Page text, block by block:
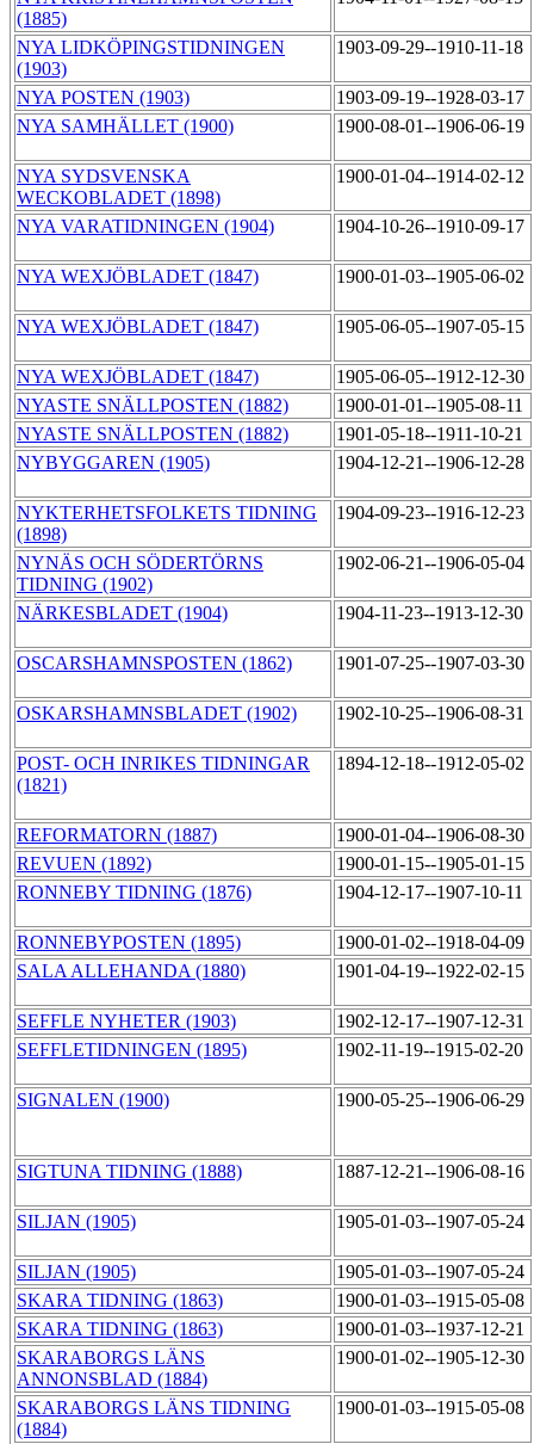
(1885)
NYA LIDKÖPINGSTIDNINGEN
(1903)
1903-09-29--1910-11-18
NYA POSTEN (1903)
1903-09-19--1928-03-17
NYA SAMHÄLLET (1900)
1900-08-01--1906-06-19
NYA SYDSVENSKA
WECKOBLADET (1898)
1900-01-04--1914-02-12
NYA VARATIDNINGEN (1904) 1904-10-26--1910-09-17
NYA WEXJÖBLADET (1847) 1900-01-03--1905-06-02
NYA WEXJÖBLADET (1847) 1905-06-05--1907-05-15
NYA WEXJÖBLADET (1847)
1905-06-05--1912-12-30
NYASTE SNÄLLPOSTEN (1882)
1900-01-01--1905-08-11
NYASTE SNÄLLPOSTEN (1882)
1901-05-18--1911-10-21
NYBYGGAREN (1905)
1904-12-21--1906-12-28
NYKTERHETSFOLKETS TIDNING
(1898)
1904-09-23--1916-12-23
NYNÄS OCH SÖDERTÖRNS
TIDNING (1902)
1902-06-21--1906-05-04
NÄRKESBLADET (1904) 1904-11-23--1913-12-30
OSCARSHAMNSPOSTEN (1862) 1901-07-25--1907-03-30
OSKARSHAMNSBLADET (1902) 1902-10-25--1906-08-31
POST- OCH INRIKES TIDNINGAR
(1821)
1894-12-18--1912-05-02
REFORMATORN (1887)
1900-01-04--1906-08-30
REVUEN (1892)
1900-01-15--1905-01-15
RONNEBY TIDNING (1876)
1904-12-17--1907-10-11
RONNEBYPOSTEN (1895)
1900-01-02--1918-04-09
SALA ALLEHANDA (1880)
1901-04-19--1922-02-15
SEFFLE NYHETER (1903)
1902-12-17--1907-12-31
SEFFLETIDNINGEN (1895)
1902-11-19--1915-02-20
SIGNALEN (1900) 1900-05-25--1906-06-29
SIGTUNA TIDNING (1888) 1887-12-21--1906-08-16
SILJAN (1905) 1905-01-03--1907-05-24
SILJAN (1905)
1905-01-03--1907-05-24
SKARA TIDNING (1863)
1900-01-03--1915-05-08
SKARA TIDNING (1863)
1900-01-03--1937-12-21
SKARABORGS LÄNS
ANNONSBLAD (1884)
1900-01-02--1905-12-30
SKARABORGS LÄNS TIDNING
(1884)
1900-01-03--1915-05-08